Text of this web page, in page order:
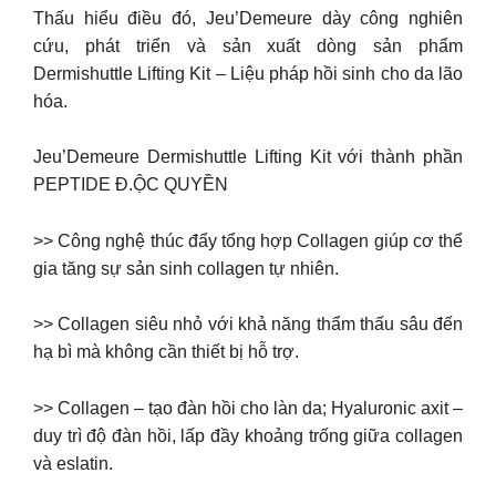
Thấu hiểu điều đó, Jeu’Demeure dày công nghiên
cứu, phát triển và sản xuất dòng sản phẩm
Dermishuttle Lifting Kit – Liệu pháp hồi sinh cho da lão
hóa.
Jeu’Demeure Dermishuttle Lifting Kit với thành phần
PEPTIDE Đ.ỘC QUYỀN
>> Công nghệ thúc đẩy tổng hợp Collagen giúp cơ thể
gia tăng sự sản sinh collagen tự nhiên.
>> Collagen siêu nhỏ với khả năng thẩm thấu sâu đến
hạ bì mà không cần thiết bị hỗ trợ.
>> Collagen – tạo đàn hồi cho làn da; Hyaluronic axit –
duy trì độ đàn hồi, lấp đầy khoảng trống giữa collagen
và eslatin.